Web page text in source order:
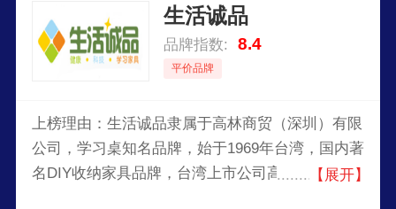
生活诚品
品牌指数: 8.4
平价品牌
上榜理由：生活诚品隶属于高林商贸（深圳）有限
公司，学习桌知名品牌，始于1969年台湾，国内著
名DIY收纳家具品牌，台湾上市公司高林实业集团
【展开】